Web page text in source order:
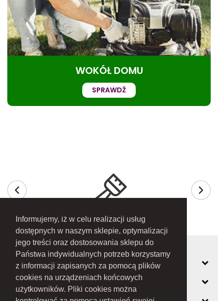
Informujemy, iż w celu realizacji usług
dostępnych w naszym sklepie, optymalizacji
jego treści oraz dostosowania sklepu do
Państwa indywidualnych potrzeb korzystamy
z informacji zapisanych za pomocą plików
cookies na urządzeniach końcowych
użytkowników. Pliki cookies można
WOKÓŁ DOMU
SPRAWDŹ
MOJE KONTO
INFORMACJE
O FIRMIE